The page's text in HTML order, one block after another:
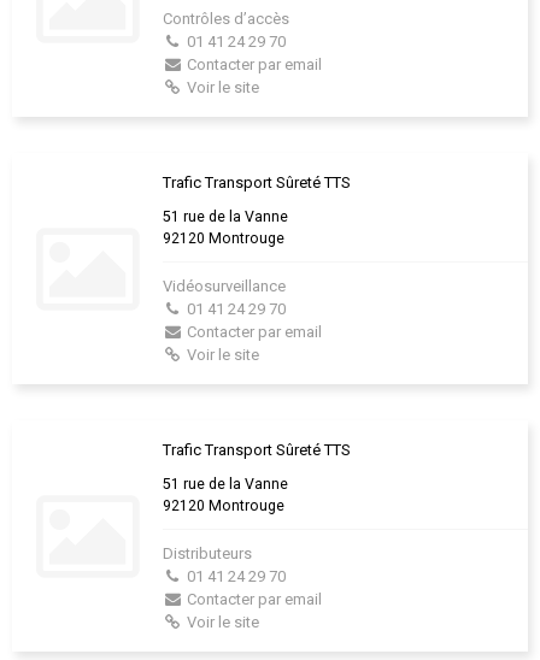
Contrôles d’accès
01 41 24 29 70
Contacter par email
Voir le site
Trafic Transport Sûreté TTS
51 rue de la Vanne
92120 Montrouge
Vidéosurveillance
01 41 24 29 70
Contacter par email
Voir le site
Trafic Transport Sûreté TTS
51 rue de la Vanne
92120 Montrouge
Distributeurs
01 41 24 29 70
Contacter par email
Voir le site